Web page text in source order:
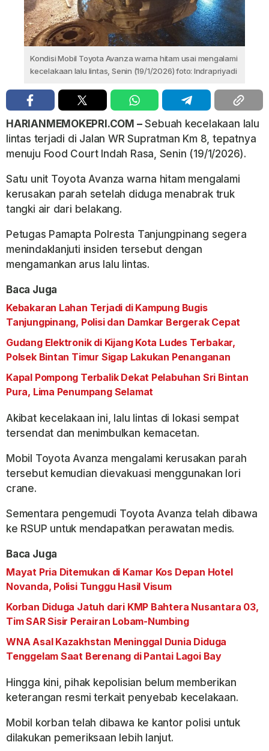
Kondisi Mobil Toyota Avanza warna hitam usai mengalami
kecelakaan lalu lintas, Senin (19/1/2026) foto: Indrapriyadi
HARIANMEMOKEPRI.COM –Sebuah kecelakaan lalu
lintas terjadi di Jalan WR Supratman Km 8, tepatnya
menuju Food Court Indah Rasa, Senin (19/1/2026).
Satu unit Toyota Avanza warna hitam mengalami
kerusakan parah setelah diduga menabrak truk
tangki air dari belakang.
Petugas Pamapta Polresta Tanjungpinang segera
menindaklanjuti insiden tersebut dengan
mengamankan arus lalu lintas.
Baca Juga
Kebakaran Lahan Terjadi di Kampung Bugis
Tanjungpinang, Polisi dan Damkar Bergerak Cepat
Gudang Elektronik di Kijang Kota Ludes Terbakar,
Polsek Bintan Timur Sigap Lakukan Penanganan
Kapal Pompong Terbalik Dekat Pelabuhan Sri Bintan
Pura, Lima Penumpang Selamat
Akibat kecelakaan ini, lalu lintas di lokasi sempat
tersendat dan menimbulkan kemacetan.
Mobil Toyota Avanza mengalami kerusakan parah
tersebut kemudian dievakuasi menggunakan lori
crane.
Sementara pengemudi Toyota Avanza telah dibawa
ke RSUP untuk mendapatkan perawatan medis.
Baca Juga
Mayat Pria Ditemukan di Kamar Kos Depan Hotel
Novanda, Polisi Tunggu Hasil Visum
Korban Diduga Jatuh dari KMP Bahtera Nusantara 03,
Tim SAR Sisir Perairan Lobam-Numbing
WNA Asal Kazakhstan Meninggal Dunia Diduga
Tenggelam Saat Berenang di Pantai Lagoi Bay
Hingga kini, pihak kepolisian belum memberikan
keterangan resmi terkait penyebab kecelakaan.
Mobil korban telah dibawa ke kantor polisi untuk
dilakukan pemeriksaan lebih lanjut.